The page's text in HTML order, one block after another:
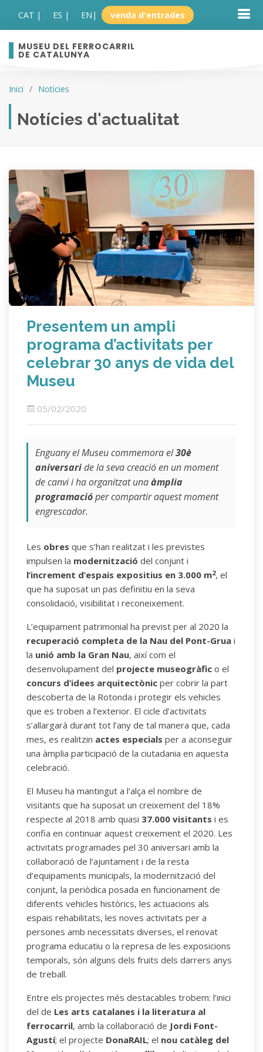
CAT | ES | EN | venda d'entrades
MUSEU DEL FERROCARRIL
DE CATALUNYA
Inici Notícies
Notícies d'actualitat
Presentem un ampli
programa d’activitats per
celebrar 30 anys de vida del
Museu
05/02/2020
Enguany el Museu commemora el30è
aniversaride la seva creació en un moment
de canvi i ha organitzat unaàmplia
programacióper compartir aquest moment
engrescador.
Les obres que s’han realitzat i les previstes
impulsen la modernització del conjunt i
l’increment d’espais expositius en 3.000 m2, el
que ha suposat un pas definitiu en la seva
consolidació, visibilitat i reconeixement.
L’equipament patrimonial ha previst per al 2020 la
recuperació completa de la Nau del Pont-Grua i
la unió amb la Gran Nau, així com el
desenvolupament del projecte museogràfic o el
concurs d’idees arquitectònic per cobrir la part
descoberta de la Rotonda i protegir els vehicles
que es troben a l’exterior. El cicle d’activitats
s’allargarà durant tot l’any de tal manera que, cada
mes, es realitzin actes especials per a aconseguir
una àmplia participació de la ciutadania en aquesta
celebració.
El Museu ha mantingut a l’alça el nombre de
visitants que ha suposat un creixement del 18%
respecte al 2018 amb quasi 37.000 visitants i es
confia en continuar aquest creixement el 2020. Les
activitats programades pel 30 aniversari amb la
col·laboració de l’ajuntament i de la resta
d’equipaments municipals, la modernització del
conjunt, la periòdica posada en funcionament de
diferents vehicles històrics, les actuacions als
espais rehabilitats, les noves activitats per a
persones amb necessitats diverses, el renovat
programa educatiu o la represa de les exposicions
temporals, són alguns dels fruits dels darrers anys
de treball.
Entre els projectes més destacables trobem: l’inici
del de Les arts catalanes i la literatura al
ferrocarril, amb la col·laboració de Jordi Font-
Agustí; el projecte DonaRAIL; el nou catàleg del